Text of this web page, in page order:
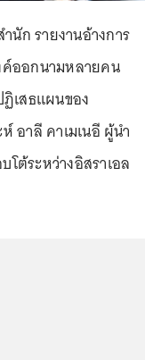
นัก รายงานอ้างการ
ค์ออกนามหลายคน
เสธแผนของ
อาลี คาเมเนอี ผู้นำ
ต้ระหว่างอิสราเอล